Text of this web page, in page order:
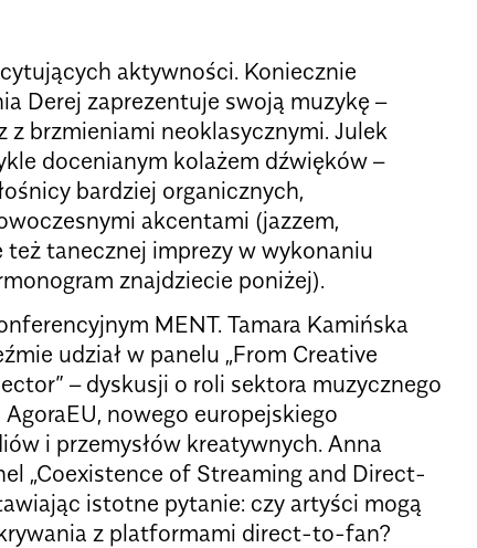
aktywności. Koniecznie
Derej zaprezentuje swoją muzykę –
z brzmieniami neoklasycznymi. Julek
docenianym kolażem dźwięków –
bardziej organicznych,
akcentami (jazzem,
tanecznej imprezy w wykonaniu
znajdziecie poniżej).
MENT. Tamara Kamińska
udział w panelu „From Creative
– dyskusji o roli sektora muzycznego
nowego europejskiego
i przemysłów kreatywnych. Anna
„Coexistence of Streaming and Direct-
istotne pytanie: czy artyści mogą
z platformami direct-to-fan?